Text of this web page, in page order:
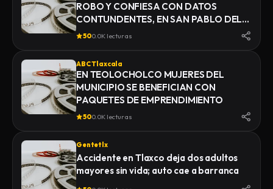
ROBO Y CONFIESA CON DATOS
CONTUNDENTES, EN SAN PABLO DEL
MONTE
500.0K lecturas
ABC Tlaxcala
EN TEOLOCHOLCO MUJERES DEL
MUNICIPIO SE BENEFICIAN CON
PAQUETES DE EMPRENDIMIENTO
500.0K lecturas
Gentetlx
Accidente en Tlaxco deja dos adultos
mayores sin vida; auto cae a barranca